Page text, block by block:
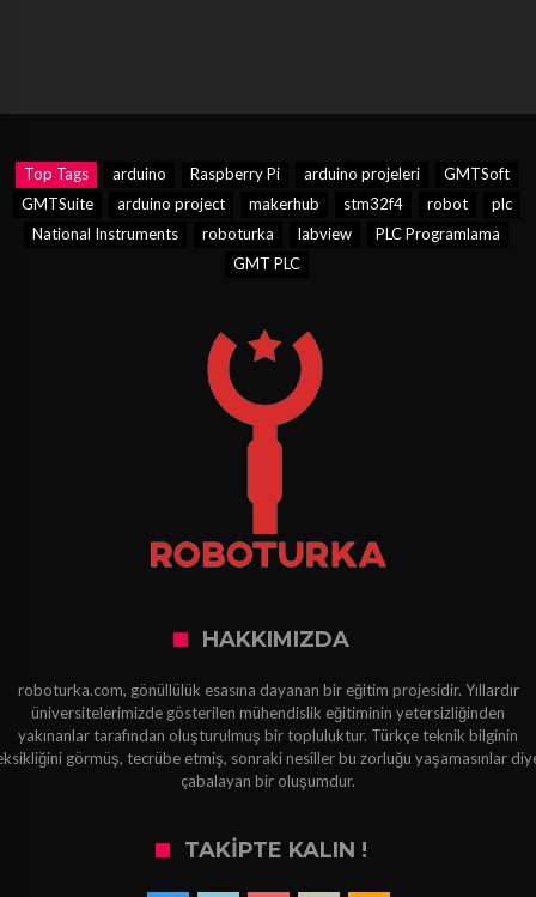
Top Tags arduino Raspberry Pi arduino projeleri
GMTSoft
GMTSuite
arduino project makerhub stm32f4 robot
plc
National Instruments
roboturka labview
PLC Programlama
GMT PLC
HAKKIMIZDA
roboturka.com, gönüllülük esasına dayanan bir eğitim projesidir. Yıllardır
üniversitelerimizde gösterilen mühendislik eğitiminin yetersizliğinden
yakınanlar tarafından oluşturulmuş bir topluluktur. Türkçe teknik bilginin
görmüş, tecrübe etmiş, sonraki nesiller bu zorluğu yaşamasınlar
çabalayan bir oluşumdur.
TAKIPTE KALIN !